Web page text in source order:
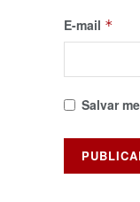
E-mail *
Salvar